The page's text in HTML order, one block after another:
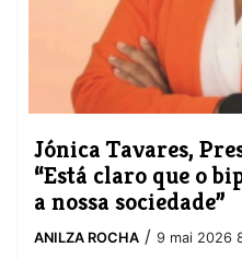
Jónica Tavares,
“Está claro que o
a nossa sociedade”
ANILZA ROCHA / 9 mai 2026